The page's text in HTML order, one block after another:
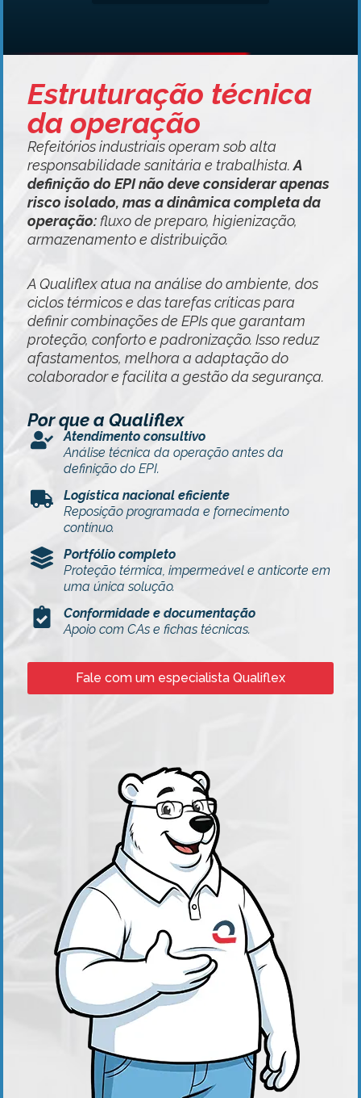
Estruturação técnica
da operação
Refeitórios industriais operam sob alta
responsabilidade sanitária e trabalhista.A
definição do EPI não deve considerar apenas
risco isolado, mas a dinâmica completa da
operação:fluxo de preparo, higienização,
armazenamento e distribuição.
A Qualiflex atua na análise do ambiente, dos
ciclos térmicos e das tarefas críticas para
definir combinações de EPIs que garantam
proteção, conforto e padronização. Isso reduz
afastamentos, melhora a adaptação do
colaborador e facilita a gestão da segurança.
Por que a Qualiflex
Atendimento consultivo
Análise técnica da operação antes da
definição do EPI.
Logística nacional eficiente
Reposição programada e fornecimento
contínuo.
Portfólio completo
Proteção térmica, impermeável e anticorte em
uma única solução.
Conformidade e documentação
Apoio com CAs e fichas técnicas.
Fale com um especialista Qualiflex